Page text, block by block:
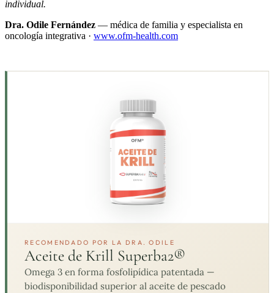
individual.
Dra. Odile Fernández — médica de familia y especialista en
oncología integrativa · www.ofm-health.com
RECOMENDADO POR LA DRA. ODILE
Aceite de Krill Superba2®
Omega 3 en forma fosfolipídica patentada —
biodisponibilidad superior al aceite de pescado